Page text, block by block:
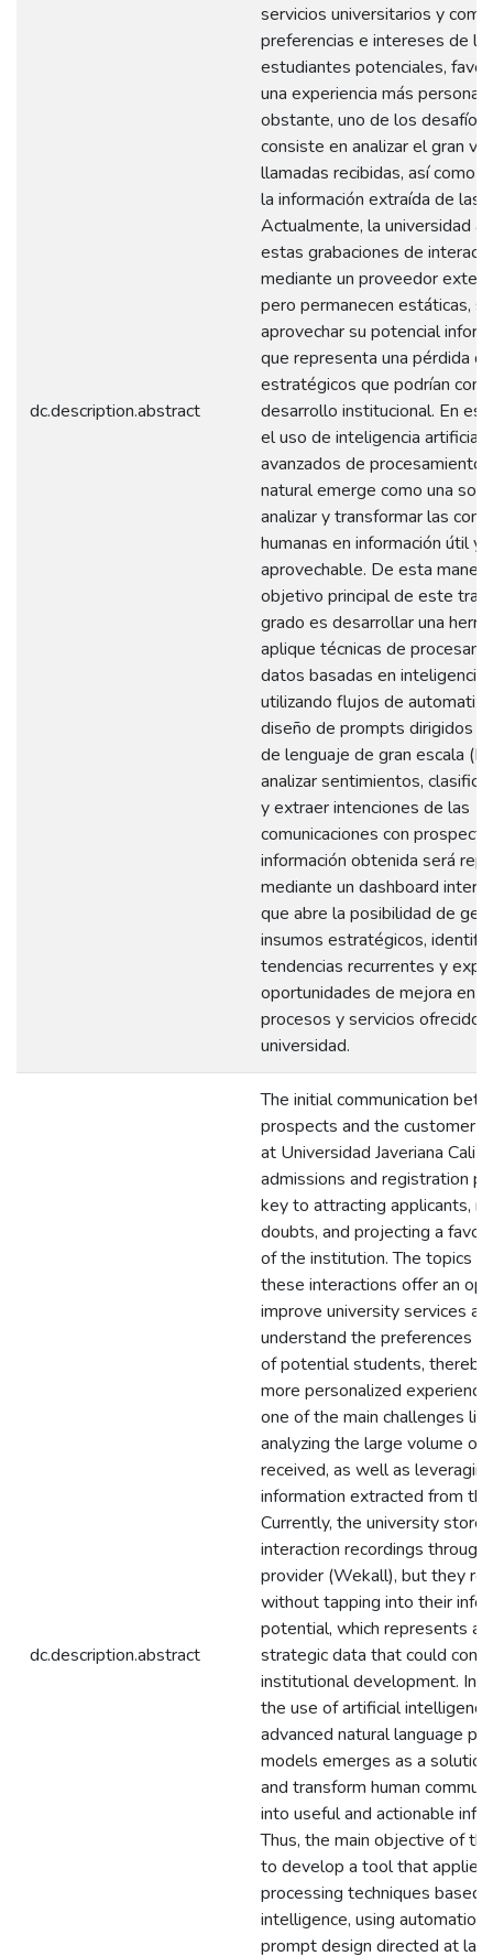
dc.description.abstract
servicios universitarios y
preferencias e intereses de
estudiantes potenciales,
una experiencia más
obstante, uno de los desafíos
consiste en analizar el gran
llamadas recibidas, así como
la información extraída de las
Actualmente, la universidad
estas grabaciones de
mediante un proveedor
pero permanecen estáticas,
aprovechar su potencial
que representa una pérdida
estratégicos que podrían
desarrollo institucional. En
el uso de inteligencia artificial
avanzados de procesamiento
natural emerge como una
analizar y transformar las
humanas en información útil y
aprovechable. De esta
objetivo principal de este
grado es desarrollar una
aplique técnicas de
datos basadas en inteligencia
utilizando flujos de
diseño de prompts dirigidos
de lenguaje de gran escala
analizar sentimientos,
y extraer intenciones de las
comunicaciones con
información obtenida será
mediante un dashboard
que abre la posibilidad de
insumos estratégicos,
tendencias recurrentes y
oportunidades de mejora en
procesos y servicios
universidad.
dc.description.abstract
The initial communication
prospects and the customer
at Universidad Javeriana Cali
admissions and registration
key to attracting applicants,
doubts, and projecting a
of the institution. The topics
these interactions offer an
improve university services
understand the preferences
of potential students,
more personalized
one of the main challenges
analyzing the large volume of
received, as well as
information extracted from
Currently, the university
interaction recordings through
provider (Wekall), but they
without tapping into their
potential, which represents a
strategic data that could
institutional development. In
the use of artificial
advanced natural language
models emerges as a
and transform human
into useful and actionable
Thus, the main objective of
to develop a tool that applies
processing techniques based
intelligence, using
prompt design directed at